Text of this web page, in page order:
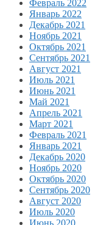
Февраль 2022
Январь 2022
Декабрь 2021
Ноябрь 2021
Октябрь 2021
Сентябрь 2021
Август 2021
Июль 2021
Июнь 2021
Май 2021
Апрель 2021
Март 2021
Февраль 2021
Январь 2021
Декабрь 2020
Ноябрь 2020
Октябрь 2020
Сентябрь 2020
Август 2020
Июль 2020
Июнь 2020